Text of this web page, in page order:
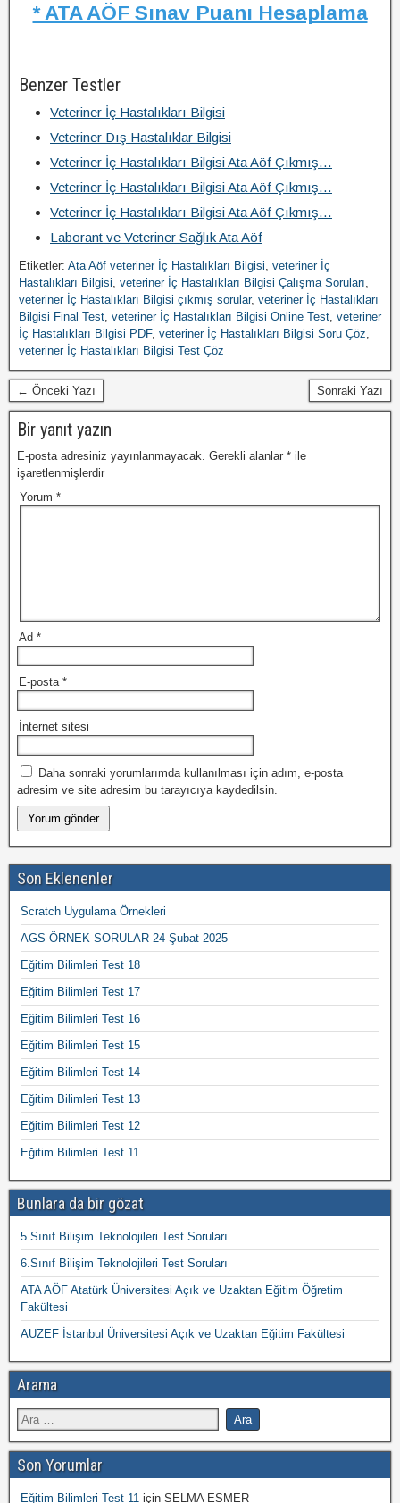
* ATA AÖF Sınav Puanı Hesaplama
Benzer Testler
Veteriner İç Hastalıkları Bilgisi
Veteriner Dış Hastalıklar Bilgisi
Veteriner İç Hastalıkları Bilgisi Ata Aöf Çıkmış…
Veteriner İç Hastalıkları Bilgisi Ata Aöf Çıkmış…
Veteriner İç Hastalıkları Bilgisi Ata Aöf Çıkmış…
Laborant ve Veteriner Sağlık Ata Aöf
Etiketler: Ata Aöf veteriner İç Hastalıkları Bilgisi, veteriner İç
Hastalıkları Bilgisi, veteriner İç Hastalıkları Bilgisi Çalışma Soruları,
veteriner İç Hastalıkları Bilgisi çıkmış sorular, veteriner İç Hastalıkları
Bilgisi Final Test, veteriner İç Hastalıkları Bilgisi Online Test, veteriner
İç Hastalıkları Bilgisi PDF, veteriner İç Hastalıkları Bilgisi Soru Çöz,
veteriner İç Hastalıkları Bilgisi Test Çöz
← Önceki Yazı Sonraki Yazı
Bir yanıt yazın
E-posta adresiniz yayınlanmayacak. Gerekli alanlar * ile
işaretlenmişlerdir
Yorum *
Ad *
E-posta *
İnternet sitesi
Daha sonraki yorumlarımda kullanılması için adım, e-posta
adresim ve site adresim bu tarayıcıya kaydedilsin.
Son Eklenenler
Scratch Uygulama Örnekleri
AGS ÖRNEK SORULAR 24 Şubat 2025
Eğitim Bilimleri Test 18
Eğitim Bilimleri Test 17
Eğitim Bilimleri Test 16
Eğitim Bilimleri Test 15
Eğitim Bilimleri Test 14
Eğitim Bilimleri Test 13
Eğitim Bilimleri Test 12
Eğitim Bilimleri Test 11
Bunlara da bir gözat
5.Sınıf Bilişim Teknolojileri Test Soruları
6.Sınıf Bilişim Teknolojileri Test Soruları
ATA AÖF Atatürk Üniversitesi Açık ve Uzaktan Eğitim Öğretim
Fakültesi
AUZEF İstanbul Üniversitesi Açık ve Uzaktan Eğitim Fakültesi
Arama
Son Yorumlar
Eğitim Bilimleri Test 11 için SELMA ESMER